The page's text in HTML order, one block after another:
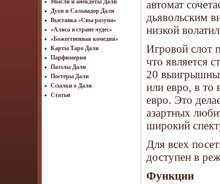
Мысли и анекдоты Дали
Духи и Сальвадор Дали
Выставка «Сны разума»
«Алиса в стране чудес»
«Божественная комедия»
Карты Таро Дали
Парфюмерия
Паззлы Дали
Постеры Дали
Ссылки о Дали
Статьи
автомат
дьявольским
низкой
Игровой слот
что является
20
или евро, в то
евро. Это
азартных
широкий
Для всех
доступен в
Функции